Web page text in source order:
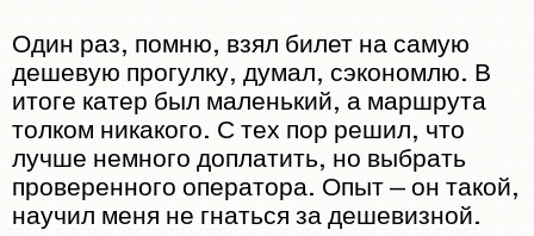
Один раз, помню, взял билет на самую
дешевую прогулку, думал, сэкономлю. В
итоге катер был маленький, а маршрута
толком никакого. С тех пор решил, что
лучше немного доплатить, но выбрать
проверенного оператора. Опыт — он такой,
научил меня не гнаться за дешевизной.